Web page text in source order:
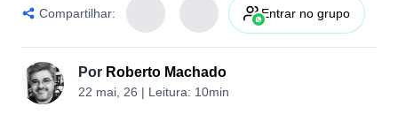
Compartilhar: Entrar no grupo
Por Roberto Machado
22 mai, 26 | Leitura: 10min